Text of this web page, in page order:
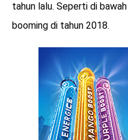
benefit
menarik
tahun lalu. Seperti di
booming di tahun 2018.